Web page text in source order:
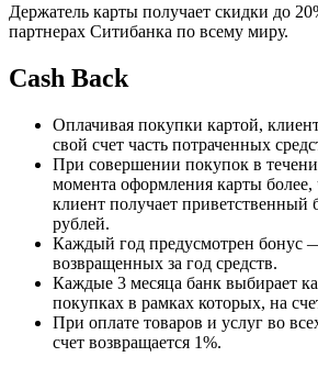
Держатель карты получает скидки до
партнерах Ситибанка по всему миру.
Cash Back
Оплачивая покупки картой,
свой счет часть потраченных
При совершении покупок в
момента оформления карты более,
клиент получает приветственный
рублей.
Каждый год предусмотрен бонус
возвращенных за год средств.
Каждые 3 месяца банк выбирает
покупках в рамках которых, на
При оплате товаров и услуг во
счет возвращается 1%.